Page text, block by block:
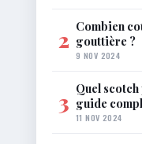
2 Combien
gouttière ?
9 NOV 2024
3 Quel
guide
11 NOV 2024